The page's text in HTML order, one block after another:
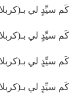
كَم سيِّدٍ لي
كَم سيِّدٍ لي
كَم سيِّدٍ لي
كَم سيِّدٍ لي